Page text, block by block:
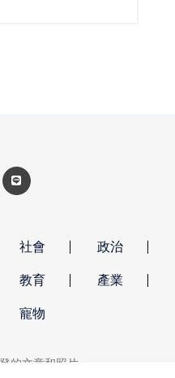
社會 政治
教育 產業
寵物
的文章和照片。